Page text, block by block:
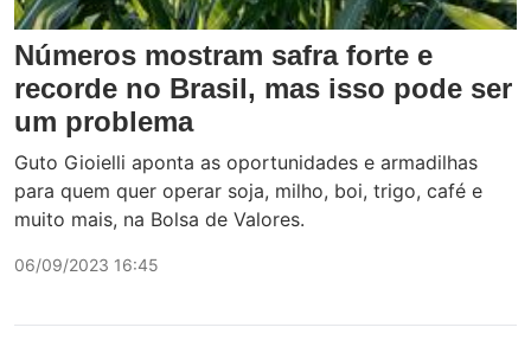
Números mostram safra forte e
recorde no Brasil, mas isso pode ser
um problema
Guto Gioielli aponta as oportunidades e armadilhas
para quem quer operar soja, milho, boi, trigo, café e
muito mais, na Bolsa de Valores.
06/09/2023 16:45